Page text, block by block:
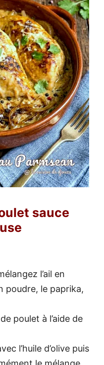
sauce
l’ail en
poudre, le paprika,
poulet à l’aide de
l’huile d’olive puis